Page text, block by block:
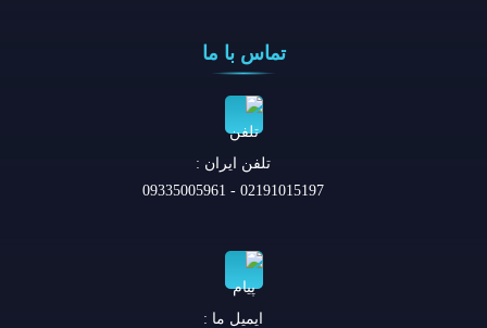
تماس با ما
تلفن ايران :
02191015197 - 09335005961
ایمیل ما :